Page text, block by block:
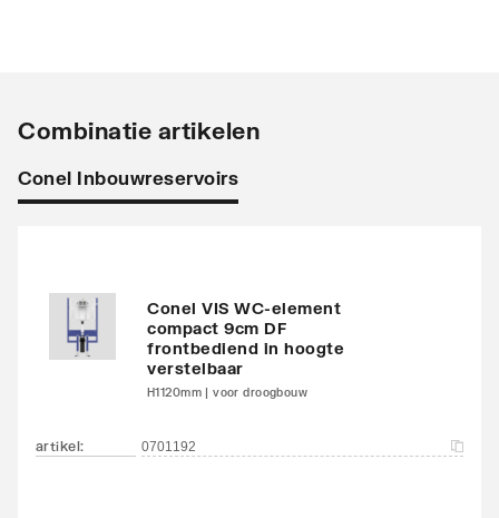
Combinatie artikelen
Conel Inbouwreservoirs
Conel VIS WC-element
compact 9cm DF
frontbediend in hoogte
verstelbaar
H1120mm | voor droogbouw
artikel: 0701192